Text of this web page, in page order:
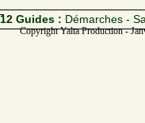
12 Guides : Démarches -
Copyright Yalta Production -